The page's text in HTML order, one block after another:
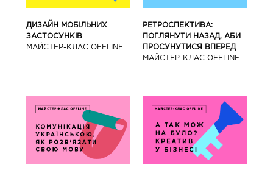
ДИЗАЙН МОБІЛЬНИХ
ЗАСТОСУНКІВ
МАЙCТЕР-КЛАС OFFLINE
РЕТРОСПЕКТИВА:
ПОГЛЯНУТИ НАЗАД, АБИ
ПРОСУНУТИСЯ ВПЕРЕД
МАЙCТЕР-КЛАС OFFLINE